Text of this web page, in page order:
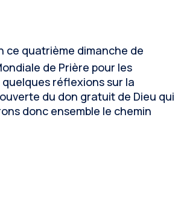
ce quatrième dimanche de
de Prière pour les
réflexions sur la
du don gratuit de Dieu qui
donc ensemble le chemin